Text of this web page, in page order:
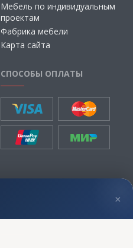
Мебель по индивидуальным
проектам
Фабрика мебели
Карта сайта
СПОСОБЫ ОПЛАТЫ
КОНТАКТЫ
×